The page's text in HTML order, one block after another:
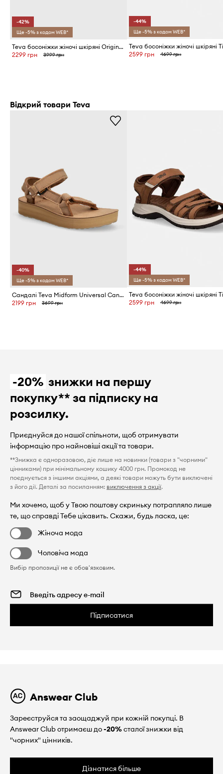
-42%
Ще -5% з кодом WEB*
Teva босоніжки жіночі шкіряні Original Universal Slim Lea
2299 грн
3999 грн
-44%
Ще -5% з кодом WEB*
2599 грн 4699 грн
Відкрий товари Teva
-40%
Ще -5% з кодом WEB*
Сандалі Teva Midform Universal Canvas
2199 грн
3699 грн
-44%
Ще -5% з кодом WEB*
2599 грн 4699 грн
-20% знижки на першу
покупку** за підписку на
розсилку.
Приєднуйся до нашої спільноти, щоб отримувати
інформацію про найновіші акції та товари.
**Знижка є одноразовою, діє лише на новинки (товари з "чорними"
цінниками) при мінімальному кошику 4000 грн. Промокод не
поєднується з іншими акціями, а деякі товари можуть бути виключені
з його дії. Деталі за посиланням: виключення з акції.
Ми хочемо, щоб у Твою поштову скриньку потрапляло лише
те, що справді Тебе цікавить. Скажи, будь ласка, це:
Жіноча мода
Чоловіча мода
Вибір пропозиції не є обов'язковим.
Підписатися
Answear Club
Зареєструйся та заощаджуй при кожній покупці. В
Answear Club отримаєш до-20%сталої знижки від
"чорних" цінників.
Дізнатися більше